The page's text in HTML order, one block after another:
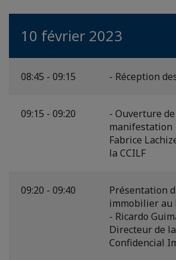
10 février 2023
08:45 - 09:15 - Réception
09:15 - 09:20
- Ouverture
manifestation
Fabrice
la CCILF
09:20 - 09:40
Présentation
immobilier au
- Ricardo
Directeur de
Confidencial